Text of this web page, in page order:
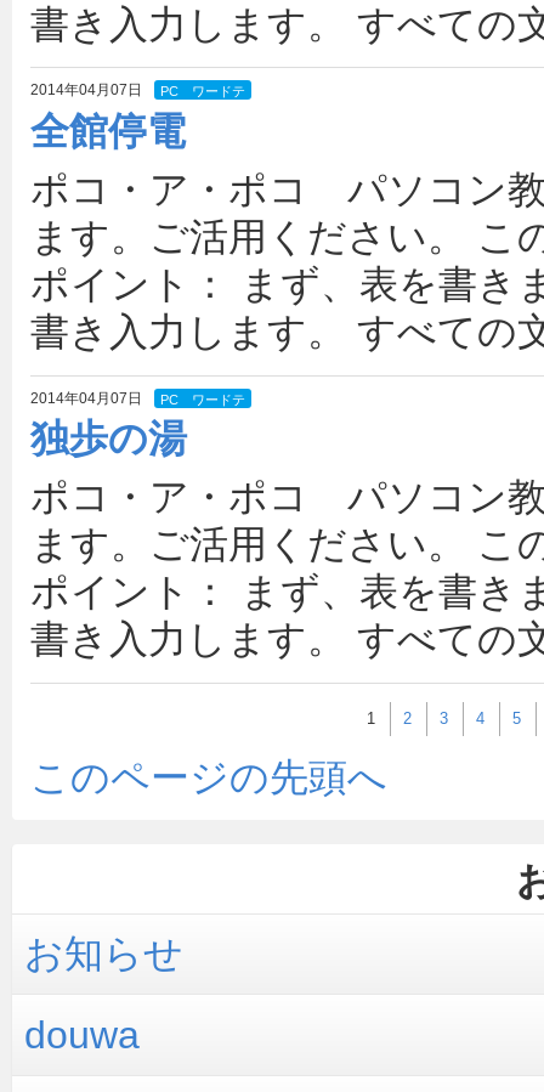
書き入力します。 すべての
2014年04月07日
PC ワードテ
キスト(中級 )
全館停電
ポコ・ア・ポコ パソコン
ます。ご活用ください。 こ
ポイント： まず、表を書き
書き入力します。 すべての
2014年04月07日
PC ワードテ
キスト(中級 )
独歩の湯
ポコ・ア・ポコ パソコン
ます。ご活用ください。 こ
ポイント： まず、表を書き
書き入力します。 すべての
1 2 3 4 5
このページの先頭へ
お知らせ
douwa